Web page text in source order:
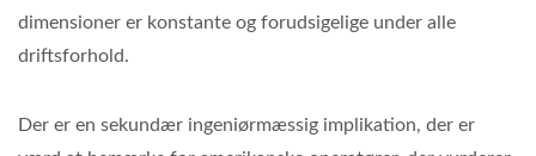
dimensioner er konstante og forudsigelige under alle
driftsforhold.
Der er en sekundær ingeniørmæssig implikation, der er